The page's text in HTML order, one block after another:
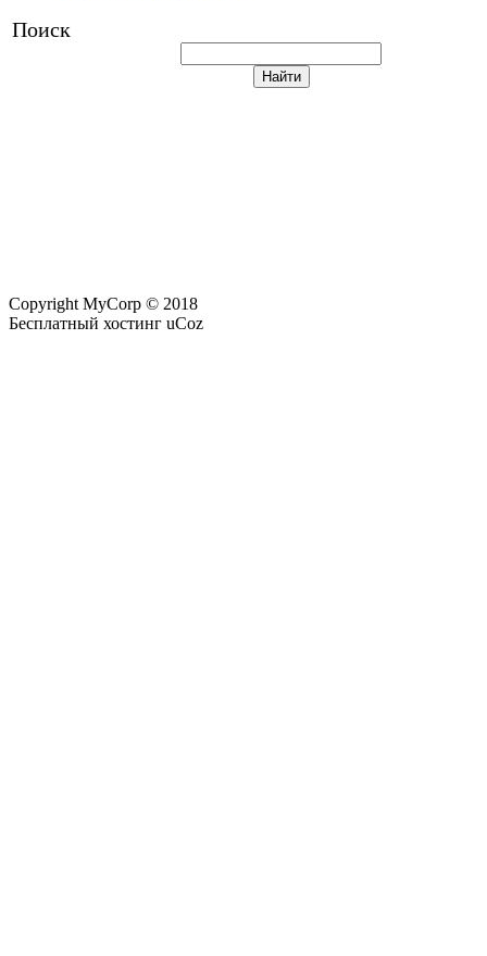
Поиск
Copyright MyCorp © 2018
Бесплатный хостинг uCoz